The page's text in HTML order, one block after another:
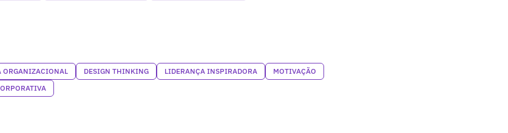
ORGANIZACIONAL DESIGN THINKING LIDERANÇA INSPIRADORA
MOTIVAÇÃO